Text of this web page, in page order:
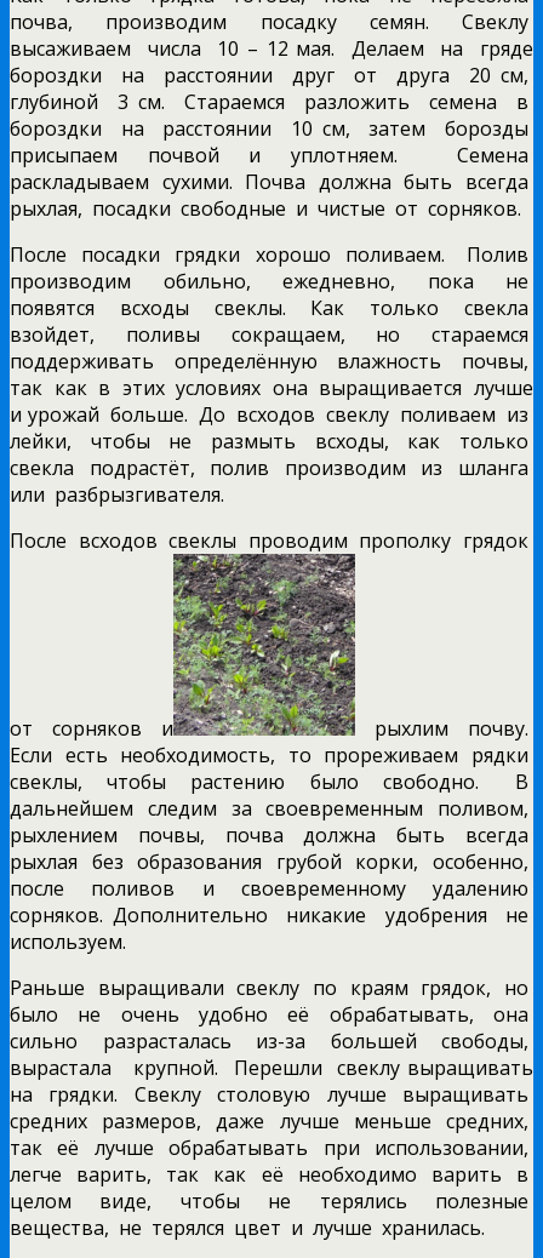
почва, производим посадку семян. Свеклу
высаживаем числа 10 – 12 мая. Делаем на гряде
бороздки на расстоянии друг от друга 20 см,
глубиной 3 см. Стараемся разложить семена в
бороздки на расстоянии 10 см, затем борозды
присыпаем почвой и уплотняем. Семена
раскладываем сухими. Почва должна быть всегда
рыхлая, посадки свободные и чистые от сорняков.
После посадки грядки хорошо поливаем. Полив
производим обильно, ежедневно, пока не
появятся всходы свеклы. Как только свекла
взойдет, поливы сокращаем, но стараемся
поддерживать определённую влажность почвы,
так как в этих условиях она выращивается лучше
и урожай больше. До всходов свеклу поливаем из
лейки, чтобы не размыть всходы, как только
свекла подрастёт, полив производим из шланга
или разбрызгивателя.
После всходов свеклы проводим прополку грядок
от сорняков и
рыхлим почву.
Если есть необходимость, то прореживаем рядки
свеклы, чтобы растению было свободно. В
дальнейшем следим за своевременным поливом,
рыхлением почвы, почва должна быть всегда
рыхлая без образования грубой корки, особенно,
после поливов и своевременному удалению
сорняков. Дополнительно никакие удобрения не
используем.
Раньше выращивали свеклу по краям грядок, но
было не очень удобно её обрабатывать, она
сильно разрасталась из-за большей свободы,
вырастала крупной. Перешли свеклу выращивать
на грядки. Свеклу столовую лучше выращивать
средних размеров, даже лучше меньше средних,
так её лучше обрабатывать при использовании,
легче варить, так как её необходимо варить в
целом виде, чтобы не терялись полезные
вещества, не терялся цвет и лучше хранилась.